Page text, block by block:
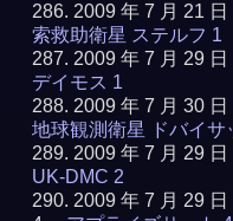
2009 年 7 月 21
索救助衛星 ステルフ 1
2009 年 7 月 29
デイモス 1
2009 年 7 月 30
地球観測衛星 ドバイサ
2009 年 7 月 29
UK-DMC 2
2009 年 7 月 29